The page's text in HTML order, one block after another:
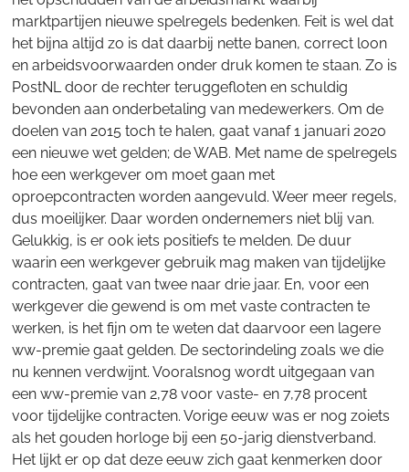
marktpartijen nieuwe spelregels bedenken. Feit is wel dat
het bijna altijd zo is dat daarbij nette banen, correct loon
en arbeidsvoorwaarden onder druk komen te staan. Zo is
PostNL door de rechter teruggefloten en schuldig
bevonden aan onderbetaling van medewerkers. Om de
doelen van 2015 toch te halen, gaat vanaf 1 januari 2020
een nieuwe wet gelden; de WAB. Met name de spelregels
hoe een werkgever om moet gaan met
oproepcontracten worden aangevuld. Weer meer regels,
dus moeilijker. Daar worden ondernemers niet blij van.
Gelukkig, is er ook iets positiefs te melden. De duur
waarin een werkgever gebruik mag maken van tijdelijke
contracten, gaat van twee naar drie jaar. En, voor een
werkgever die gewend is om met vaste contracten te
werken, is het fijn om te weten dat daarvoor een lagere
ww-premie gaat gelden. De sectorindeling zoals we die
nu kennen verdwijnt. Vooralsnog wordt uitgegaan van
een ww-premie van 2,78 voor vaste- en 7,78 procent
voor tijdelijke contracten. Vorige eeuw was er nog zoiets
als het gouden horloge bij een 50-jarig dienstverband.
Het lijkt er op dat deze eeuw zich gaat kenmerken door